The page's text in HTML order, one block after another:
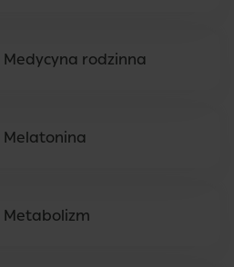
Medycyna rodzinna
Melatonina
Metabolizm